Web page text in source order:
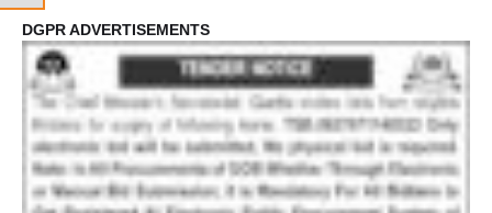
DGPR ADVERTISEMENTS